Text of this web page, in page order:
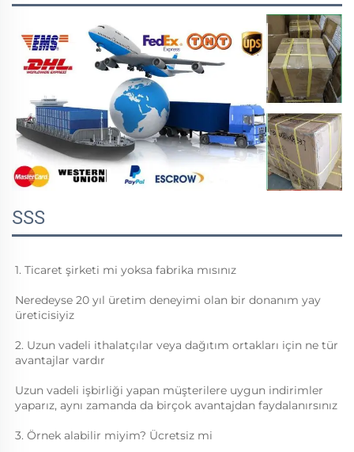
SSS
1. Ticaret şirketi mi yoksa fabrika mısınız
Neredeyse 20 yıl üretim deneyimi olan bir donanım yay
üreticisiyiz
2. Uzun vadeli ithalatçılar veya dağıtım ortakları için ne tür
avantajlar vardır
Uzun vadeli işbirliği yapan müşterilere uygun indirimler
3. Örnek alabilir miyim? Ücretsiz mi